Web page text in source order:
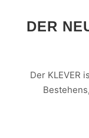
DER
Der KLEVER